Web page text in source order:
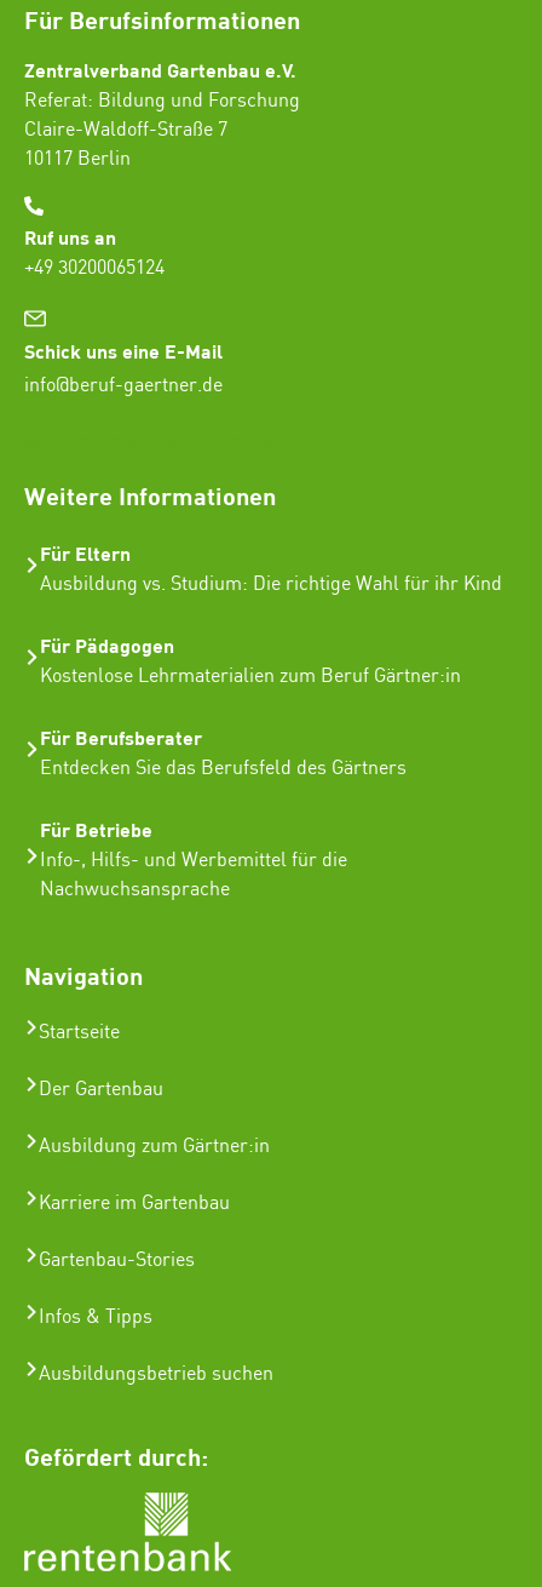
Für Berufsinformationen
Zentralverband Gartenbau e.V.
Referat: Bildung und Forschung
Claire-Waldoff-Straße 7
10117 Berlin
Ruf uns an
+49 30200065124
Schick uns eine E-Mail
info@beruf-gaertner.de
Weitere Informationen
Für Eltern
Ausbildung vs. Studium: Die richtige Wahl für ihr Kind
Für Pädagogen
Kostenlose Lehrmaterialien zum Beruf Gärtner:in
Für Berufsberater
Entdecken Sie das Berufsfeld des Gärtners
Für Betriebe
Info-, Hilfs- und Werbemittel für die
Nachwuchsansprache
Navigation
Startseite
Der Gartenbau
Ausbildung zum Gärtner:in
Karriere im Gartenbau
Gartenbau-Stories
Infos & Tipps
Ausbildungsbetrieb suchen
Gefördert durch: